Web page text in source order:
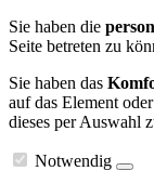
Sie haben die
Seite betreten zu
Sie haben das
auf das Element
dieses per Auswahl
Notwendig